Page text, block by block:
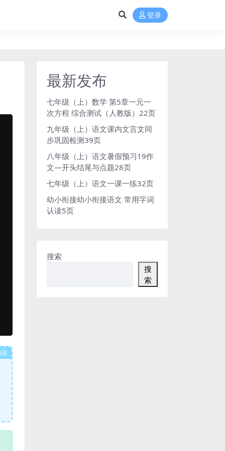
登录
最新发布
七年级（上）数学 第5章一元一
次方程 综合测试（人教版）22页
九年级（上）语文课内文言文同
步巩固检测39页
八年级（上）语文暑假预习19作
文—开头结尾与点题28页
七年级（上）语文一课一练32页
幼小衔接幼小衔接语文 常用字词
认读5页
搜索
搜
索